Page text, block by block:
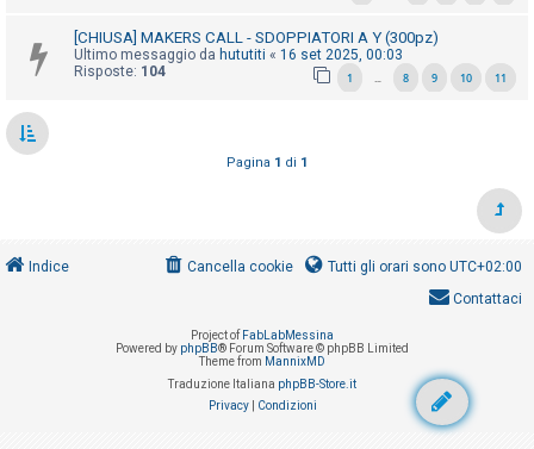
z
i
s
t
[CHIUSA] MAKERS CALL - SDOPPIATORI A Y (300pz)
Ultimo messaggio da hututiti « 16 set 2025, 00:03
Risposte: 104 1 8 9 10 11
Pagina 1 di 1
Indice Tutti gli orari sono UTC+02:00
Cancella cookie
Contattaci
Project of FabLabMessina
Powered by phpBB® Forum Software © phpBB Limited
Theme from MannixMD
Traduzione Italiana phpBB-Store.it
Privacy| Condizioni